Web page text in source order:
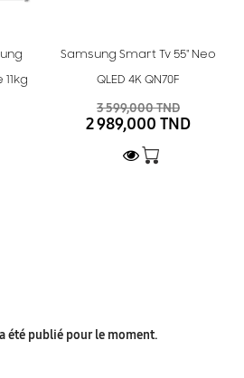
Samsung Smart Tv 55" Neo
QLED 4K QN70F
3 599,000 TND
2 989,000 TND
été publié pour le moment.